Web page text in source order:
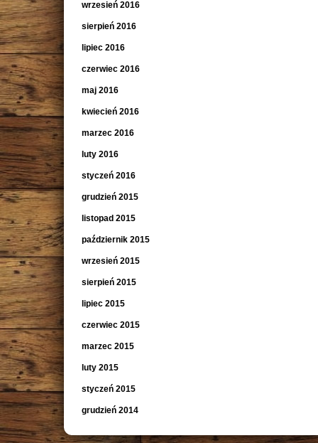
wrzesień 2016
sierpień 2016
lipiec 2016
czerwiec 2016
maj 2016
kwiecień 2016
marzec 2016
luty 2016
styczeń 2016
grudzień 2015
listopad 2015
październik 2015
wrzesień 2015
sierpień 2015
lipiec 2015
czerwiec 2015
marzec 2015
luty 2015
styczeń 2015
grudzień 2014